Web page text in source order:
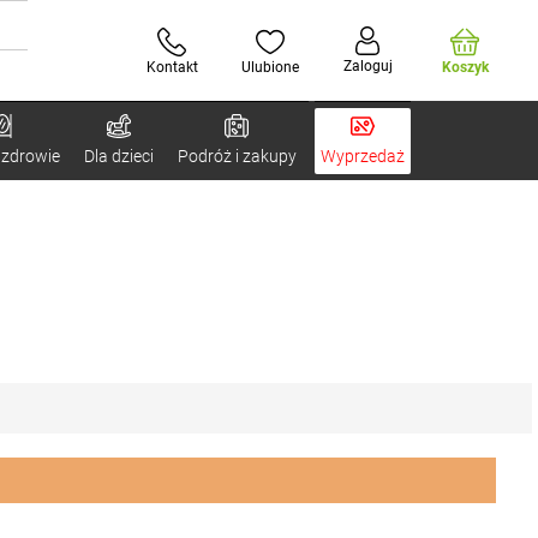
Kontakt Ulubione Zaloguj Koszyk
Dla dzieci Podróż i zakupy Wyprzedaż